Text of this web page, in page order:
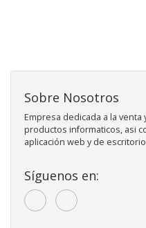
Sobre Nosotros
Empresa dedicada a la venta
productos informaticos, asi
aplicación web y de
Síguenos en: